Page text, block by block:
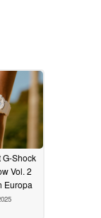
Shock
Vol. 2
Europa